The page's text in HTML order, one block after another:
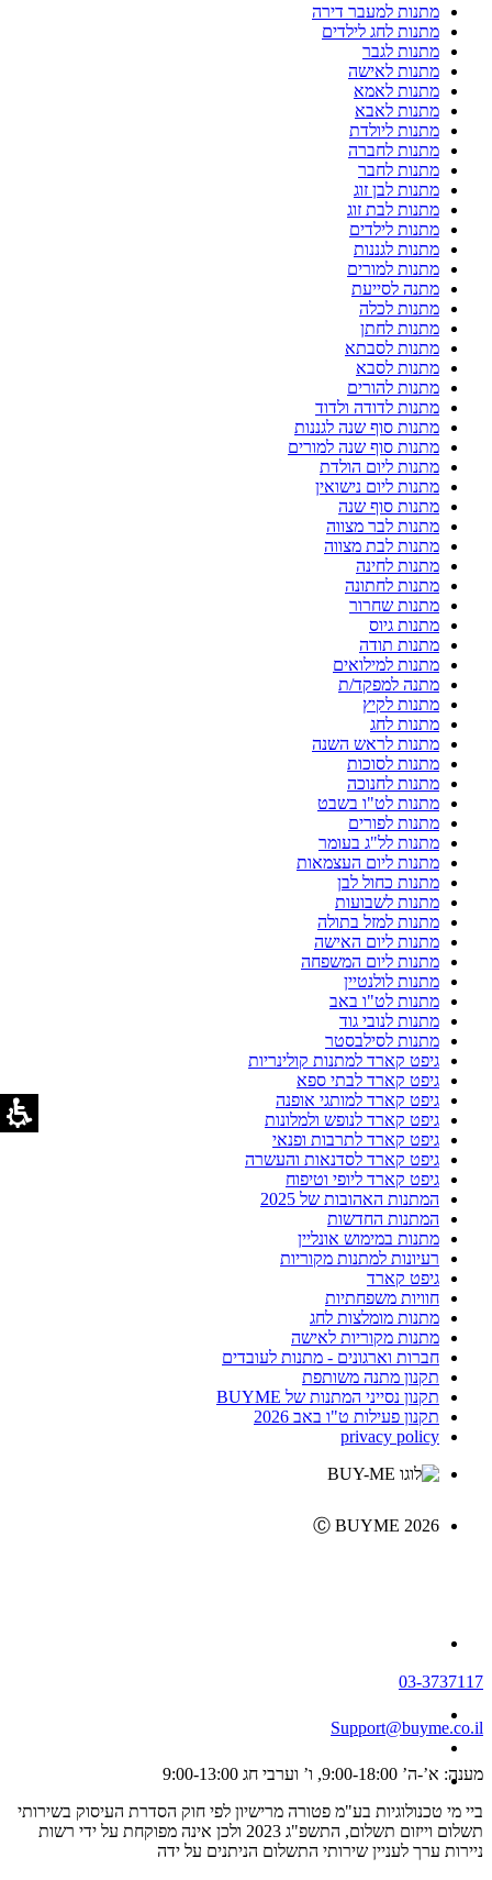
מתנות למעבר דירה
מתנות לחג לילדים
מתנות לגבר
מתנות לאישה
מתנות לאמא
מתנות לאבא
מתנות ליולדת
מתנות לחברה
מתנות לחבר
מתנות לבן זוג
מתנות לבת זוג
מתנות לילדים
מתנות לגננות
מתנות למורים
מתנה לסייעת
מתנות לכלה
מתנות לחתן
מתנות לסבתא
מתנות לסבא
מתנות להורים
מתנות לדודה ולדוד
מתנות סוף שנה לגננות
מתנות סוף שנה למורים
מתנות ליום הולדת
מתנות ליום נישואין
מתנות סוף שנה
מתנות לבר מצווה
מתנות לבת מצווה
מתנות לחינה
מתנות לחתונה
מתנות שחרור
מתנות גיוס
מתנות תודה
מתנות למילואים
מתנה למפקד/ת
מתנות לקיץ
מתנות לחג
מתנות לראש השנה
מתנות לסוכות
מתנות לחנוכה
מתנות לט"ו בשבט
מתנות לפורים
מתנות לל"ג בעומר
מתנות ליום העצמאות
מתנות כחול לבן
מתנות לשבועות
מתנות למזל בתולה
מתנות ליום האישה
מתנות ליום המשפחה
מתנות לולנטיין
מתנות לט"ו באב
מתנות לנובי גוד
מתנות לסילבסטר
גיפט קארד למתנות קולינריות
גיפט קארד לבתי ספא
גיפט קארד למותגי אופנה
גיפט קארד לנופש ולמלונות
גיפט קארד לתרבות ופנאי
גיפט קארד לסדנאות והעשרה
גיפט קארד ליופי וטיפוח
המתנות האהובות של 2025
המתנות החדשות
מתנות במימוש אונליין
רעיונות למתנות מקוריות
גיפט קארד
חוויות משפחתיות
מתנות מומלצות לחג
מתנות מקוריות לאישה
חברות וארגונים - מתנות לעובדים
תקנון מתנה משותפת
תקנון נסייני המתנות של BUYME
תקנון פעילות ט"ו באב 2026
privacy policy
Ⓒ BUYME 2026
03-3737117
Support@buyme.co.il
מענה: א’-ה’ 9:00-18:00, ו’ וערבי חג 9:00-13:00
ביי מי טכנולוגיות בע"מ פטורה מרישיון לפי חוק הסדרת העיסוק בשירותי
תשלום וייזום תשלום, התשפ"ג 2023 ולכן אינה מפוקחת על ידי רשות
ניירות ערך לעניין שירותי התשלום הניתנים על ידה